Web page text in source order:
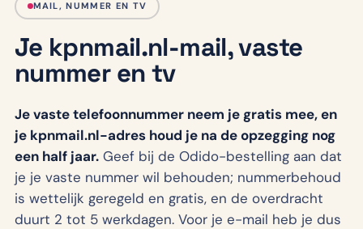
MAIL, NUMMER EN TV
Je kpnmail.nl-mail, vaste
nummer en tv
Je vaste telefoonnummer neem je gratis mee, en
je kpnmail.nl-adres houd je na de opzegging nog
een half jaar. Geef bij de Odido-bestelling aan dat
je je vaste nummer wil behouden; nummerbehoud
is wettelijk geregeld en gratis, en de overdracht
duurt 2 tot 5 werkdagen. Voor je e-mail heb je dus